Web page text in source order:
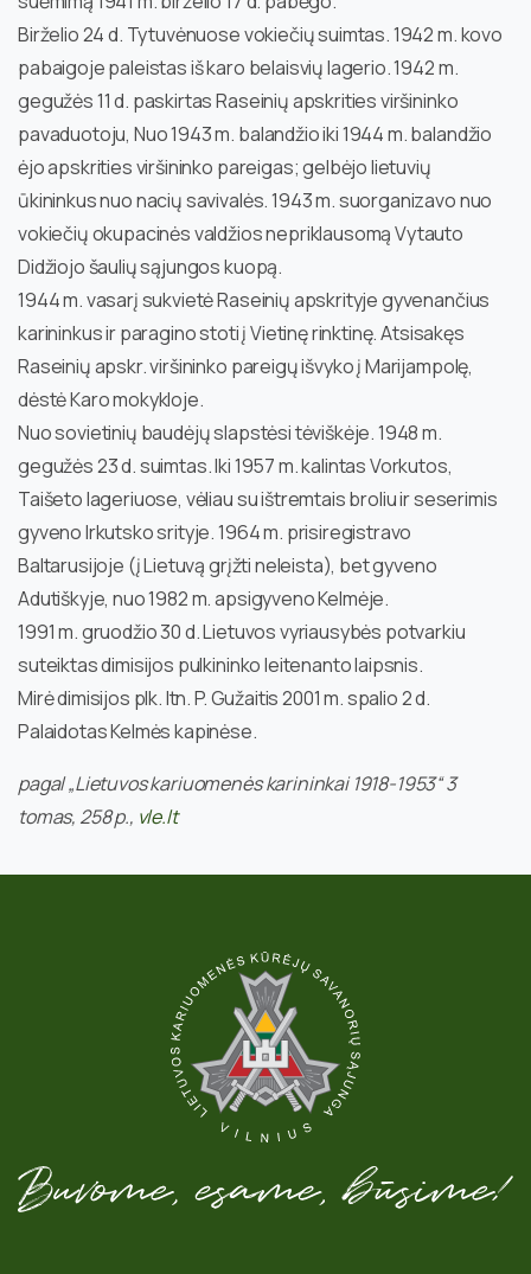
Birželio 24 d. Tytuvėnuose vokiečių suimtas. 1942 m. kovo
pabaigoje paleistas iš karo belaisvių lagerio. 1942 m.
gegužės 11 d. paskirtas Raseinių apskrities viršininko
pavaduotoju, Nuo 1943 m. balandžio iki 1944 m. balandžio
ėjo apskrities viršininko pareigas; gelbėjo lietuvių
ūkininkus nuo nacių savivalės. 1943 m. suorganizavo nuo
vokiečių okupacinės valdžios nepriklausomą Vytauto
Didžiojo šaulių sąjungos kuopą.
1944 m. vasarį sukvietė Raseinių apskrityje gyvenančius
karininkus ir paragino stoti į Vietinę rinktinę. Atsisakęs
Raseinių apskr. viršininko pareigų išvyko į Marijampolę,
dėstė Karo mokykloje.
Nuo sovietinių baudėjų slapstėsi tėviškėje. 1948 m.
gegužės 23 d. suimtas. Iki 1957 m. kalintas Vorkutos,
Taišeto lageriuose, vėliau su ištremtais broliu ir seserimis
gyveno Irkutsko srityje. 1964 m. prisiregistravo
Baltarusijoje (į Lietuvą grįžti neleista), bet gyveno
Adutiškyje, nuo 1982 m. apsigyveno Kelmėje.
1991 m. gruodžio 30 d. Lietuvos vyriausybės potvarkiu
suteiktas dimisijos pulkininko leitenanto laipsnis.
Mirė dimisijos plk. ltn. P. Gužaitis 2001 m. spalio 2 d.
Palaidotas Kelmės kapinėse.
pagal „Lietuvos kariuomenės karininkai 1918-1953“ 3
tomas, 258p., vle.lt